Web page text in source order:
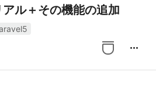
ル＋その機能の追加
more_horiz